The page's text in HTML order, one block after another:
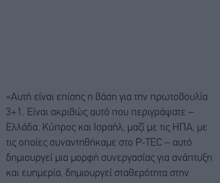
«Αυτή είναι επίσης η βάση για την πρωτοβουλία
3+1. Είναι ακριβώς αυτό που περιγράψατε –
Ελλάδα, Κύπρος και Ισραήλ, μαζί με τις ΗΠΑ, με
τις οποίες συναντηθήκαμε στο P-TEC – αυτό
δημιουργεί μια μορφή συνεργασίας για ανάπτυξη
και ευημερία, δημιουργεί σταθερότητα στην